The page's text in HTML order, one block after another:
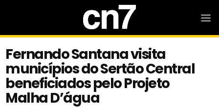
Fernando Santana visita
municípios do Sertão Central
beneficiados pelo Projeto
Malha D’água